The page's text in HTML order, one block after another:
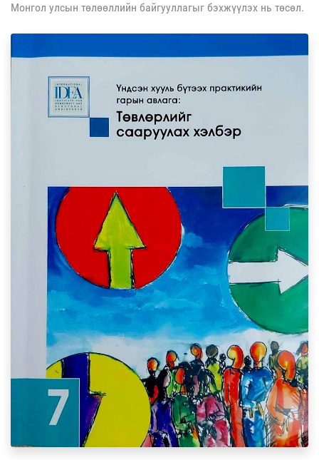
Монгол улсын төлөөллийн байгууллагыг бэхжүүлэх нь төсөл.